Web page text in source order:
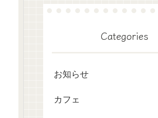
Categories
お知らせ
カフェ